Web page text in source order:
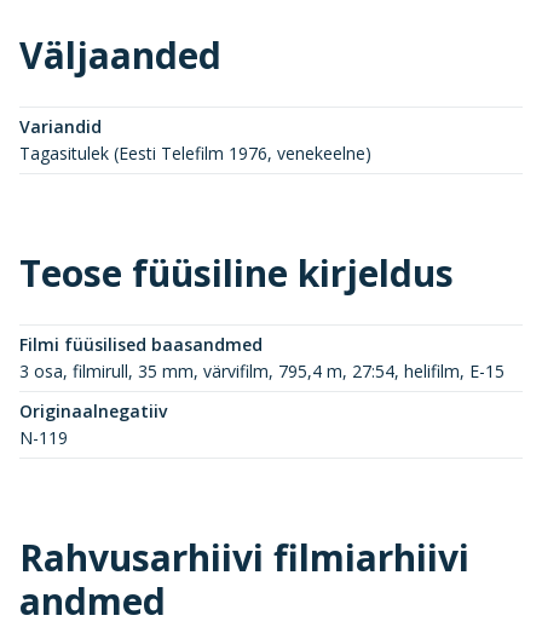
Väljaanded
Variandid
Tagasitulek (Eesti Telefilm 1976, venekeelne)
Teose füüsiline kirjeldus
Filmi füüsilised baasandmed
3 osa, filmirull, 35 mm, värvifilm, 795,4 m, 27:54, helifilm, E-15
Originaalnegatiiv
N-119
Rahvusarhiivi filmiarhiivi
andmed